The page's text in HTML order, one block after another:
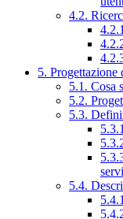
4.2.
5. Progettazione
5.1. Cosa
5.2.
5.3.
5.4.